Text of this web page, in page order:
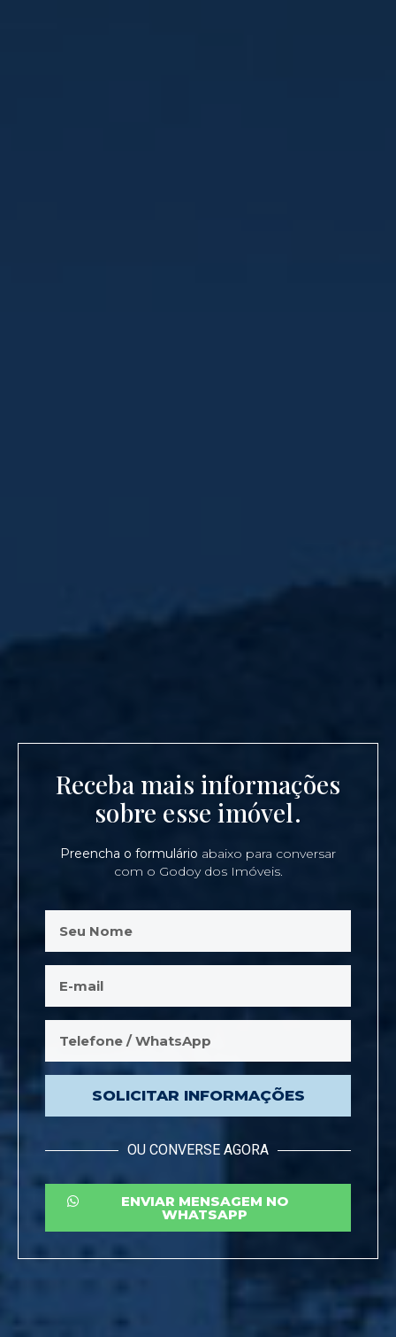
Receba mais informações
sobre esse imóvel.
Preencha o formulário abaixo para conversar
com o Godoy dos Imóveis.
SOLICITAR INFORMAÇÕES
OU CONVERSE AGORA
ENVIAR MENSAGEM NO
WHATSAPP